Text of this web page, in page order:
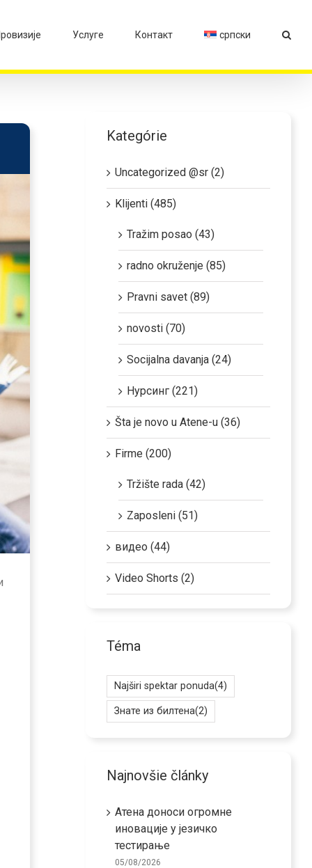
Услуге Контакт српски
Kategórie
Uncategorized @sr (2)
Klijenti (485)
Tražim posao (43)
radno okruženje (85)
Pravni savet (89)
novosti (70)
Socijalna davanja (24)
Нурсинг (221)
Šta je novo u Atene-u (36)
Firme (200)
Tržište rada (42)
Zaposleni (51)
видео (44)
Video Shorts (2)
Téma
Najširi spektar ponuda(4)
Знате из билтена(2)
Najnovšie články
Атена доноси огромне
иновације у језичко
тестирање
05/08/2026